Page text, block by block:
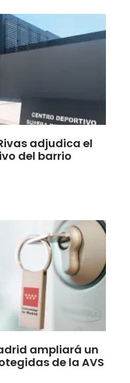
adjudica el
del barrio
ampliará un
de la AVS